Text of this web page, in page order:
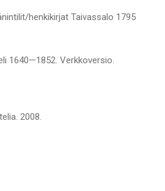
henkikirjat Taivassalo 1795
1640—1852. Verkkoversio.
2008.